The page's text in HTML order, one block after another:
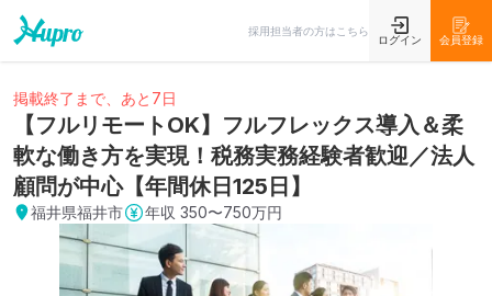
採用担当者の方はこちら
ログイン 会員登録
掲載終了まで、あと7日
【フルリモートOK】フルフレックス導入＆柔
軟な働き方を実現！税務実務経験者歓迎／法人
顧問が中心【年間休日125日】
福井県福井市 年収 350〜750万円